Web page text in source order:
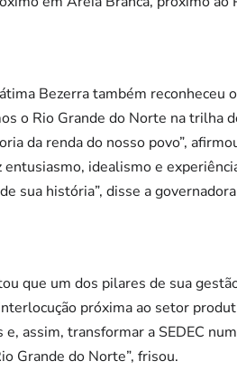
Bezerra também reconheceu
o Rio Grande do Norte na trilha
da renda do nosso povo”,
idealismo e
sua história”, disse a
que um dos pilares de sua
próxima ao setor
assim, transformar a SEDEC
Grande do Norte”, frisou.